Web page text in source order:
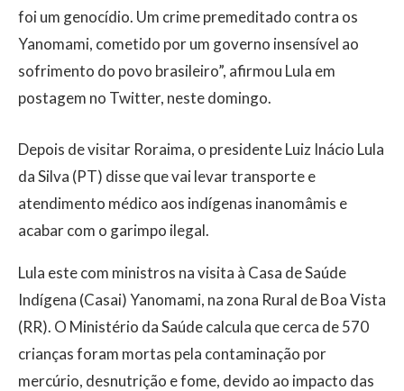
foi um genocídio. Um crime premeditado contra os
Yanomami, cometido por um governo insensível ao
sofrimento do povo brasileiro”, afirmou Lula em
postagem no Twitter, neste domingo.
Depois de visitar Roraima, o presidente Luiz Inácio Lula
da Silva (PT) disse que vai levar transporte e
atendimento médico aos indígenas inanomâmis e
acabar com o garimpo ilegal.
Lula este com ministros na visita à Casa de Saúde
Indígena (Casai) Yanomami, na zona Rural de Boa Vista
(RR). O Ministério da Saúde calcula que cerca de 570
crianças foram mortas pela contaminação por
mercúrio, desnutrição e fome, devido ao impacto das